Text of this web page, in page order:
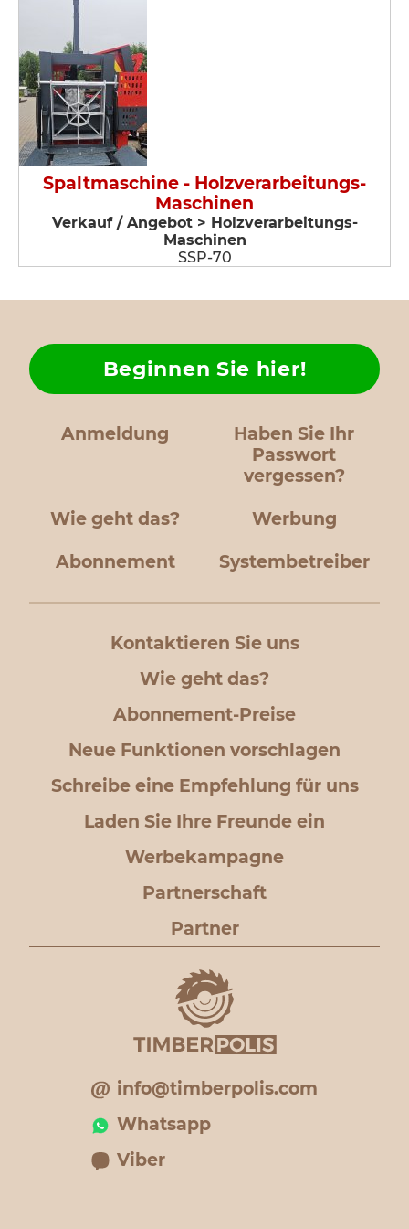
Spaltmaschine - Holzverarbeitungs-
Maschinen
Verkauf / Angebot > Holzverarbeitungs-
Maschinen
SSP-70
Anmeldung
Haben Sie Ihr
Passwort
vergessen?
Wie geht das?
Beginnen Sie hier!
Werbung
Abonnement Systembetreiber
Kontaktieren Sie uns
Wie geht das?
Abonnement-Preise
Neue Funktionen vorschlagen
Schreibe eine Empfehlung für uns
Laden Sie Ihre Freunde ein
Werbekampagne
Partnerschaft
Partner
info@timberpolis.com
Whatsapp
Viber